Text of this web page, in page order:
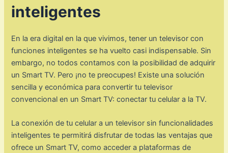
inteligentes
En la era digital en la que vivimos, tener un televisor con
funciones inteligentes se ha vuelto casi indispensable. Sin
embargo, no todos contamos con la posibilidad de adquirir
un Smart TV. Pero ¡no te preocupes! Existe una solución
sencilla y económica para convertir tu televisor
convencional en un Smart TV: conectar tu celular a la TV.
La conexión de tu celular a un televisor sin funcionalidades
inteligentes te permitirá disfrutar de todas las ventajas que
ofrece un Smart TV, como acceder a plataformas de